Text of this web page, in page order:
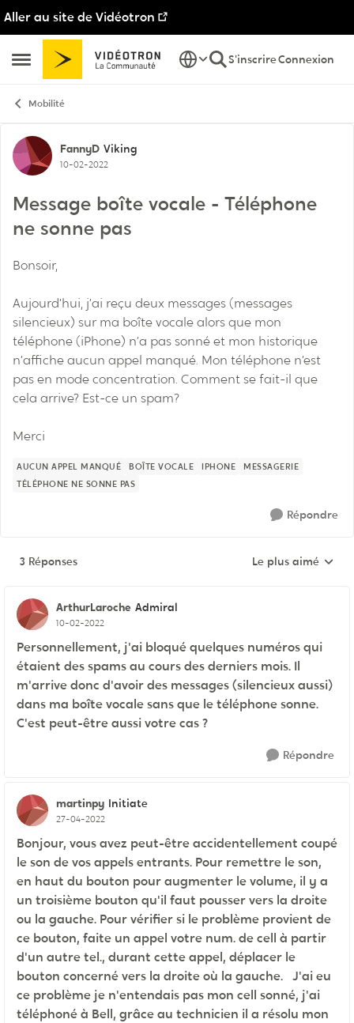
Aller au site de Vidéotron
Ouvrir Menu Latéral
Passer au contenu
S'inscrireConnexion
Mobilité
Discussion de forum
FannyD Viking
10-02-2022
Message boîte vocale - Téléphone
ne sonne pas
Bonsoir,
Aujourd’hui, j’ai reçu deux messages (messages
silencieux) sur ma boîte vocale alors que mon
téléphone (iPhone) n’a pas sonné et mon historique
n’affiche aucun appel manqué. Mon téléphone n’est
pas en mode concentration. Comment se fait-il que
cela arrive? Est-ce un spam?
Merci
AUCUN APPEL MANQUÉ BOÎTE VOCALE IPHONE
MESSAGERIE
TÉLÉPHONE NE SONNE PAS
Répondre
3 Réponses Réponses triées
Le plus aimé
ArthurLaroche Admiral
10-02-2022
Personnellement, j'ai bloqué quelques numéros qui
étaient des spams au cours des derniers mois. Il
m'arrive donc d'avoir des messages (silencieux aussi)
dans ma boîte vocale sans que le téléphone sonne.
C'est peut-être aussi votre cas ?
Répondre
martinpy Initiate
27-04-2022
Bonjour, vous avez peut-être accidentellement coupé
le son de vos appels entrants. Pour remettre le son,
en haut du bouton pour augmenter le volume, il y a
un troisième bouton qu'il faut pousser vers la droite
ou la gauche. Pour vérifier si le problème provient de
ce bouton, faite un appel votre num. de cell à partir
d'un autre tel., durant cette appel, déplacer le
bouton concerné vers la droite où la gauche. J'ai eu
ce problème je n'entendais pas mon cell sonné, j'ai
téléphoné à Bell, grâce au technicien il a résolu mon